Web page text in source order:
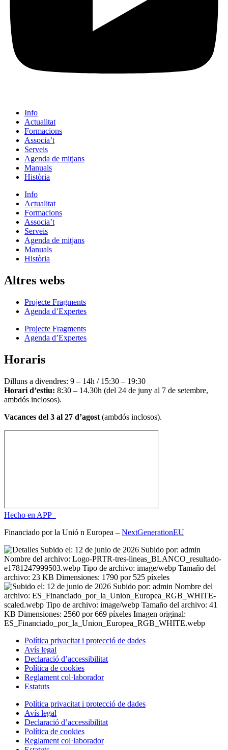
Info
Actualitat
Formacions
Associa’t
Serveis
Agenda de mitjans
Manuals
Història
Info
Actualitat
Formacions
Associa’t
Serveis
Agenda de mitjans
Manuals
Història
Altres webs
Projecte Fragments
Agenda d’Expertes
Projecte Fragments
Agenda d’Expertes
Horaris
Dilluns a divendres: 9 – 14h / 15:30 – 19:30
Horari d’estiu: 8:30 – 14.30h (del 24 de juny al 7 de setembre,
ambdós inclosos).
Vacances del 3 al 27 d’agost (ambdós inclosos).
Hecho en APP_
Financiado por la Unió n Europea – NextGenerationEU
Política privacitat i protecció de dades
Avís legal
Declaració d’accessibilitat
Política de cookies
Reglament col·laborador
Estatuts
Política privacitat i protecció de dades
Avís legal
Declaració d’accessibilitat
Política de cookies
Reglament col·laborador